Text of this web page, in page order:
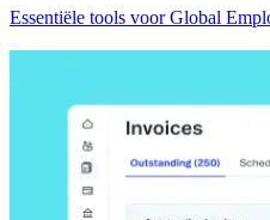
Essentiële tools voor Global